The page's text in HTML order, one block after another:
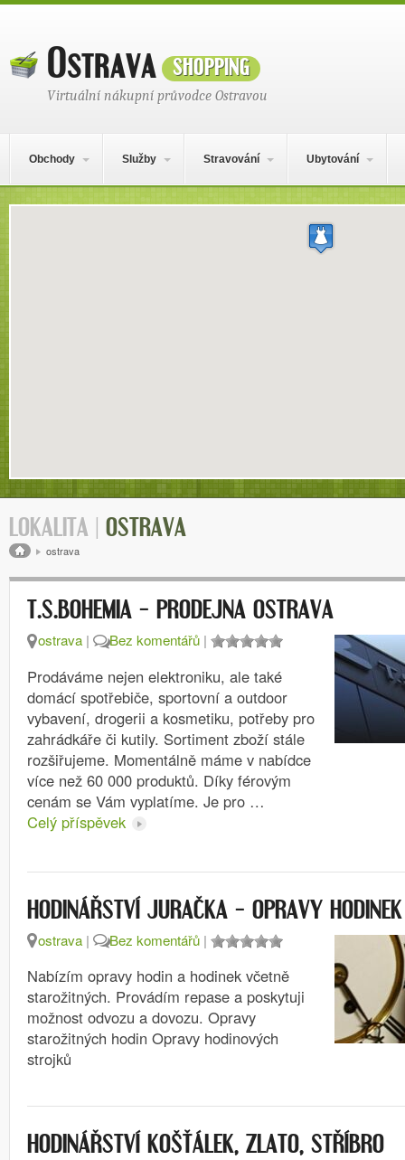
Ostravashopping
Virtuální nákupní průvodce Ostravou
Obchody Služby Stravování Ubytování
Mapa obsahu
LOKALITA | OSTRAVA
Drobečková navigace
ostrava
T.S.BOHEMIA – PRODEJNA OSTRAVA
ostrava | Bez komentářů |
Prodáváme nejen elektroniku, ale také
domácí spotřebiče, sportovní a outdoor
vybavení, drogerii a kosmetiku, potřeby pro
zahrádkáře či kutily. Sortiment zboží stále
rozšiřujeme. Momentálně máme v nabídce
více než 60 000 produktů. Díky férovým
cenám se Vám vyplatíme. Je pro …
Celý příspěvek
HODINÁŘSTVÍ JURAČKA – OPRAVY HODINEK
ostrava | Bez komentářů |
Nabízím opravy hodin a hodinek včetně
starožitných. Provádím repase a poskytuji
možnost odvozu a dovozu. Opravy
starožitných hodin Opravy hodinových
strojků
HODINÁŘSTVÍ KOŠŤÁLEK, ZLATO, STŘÍBRO